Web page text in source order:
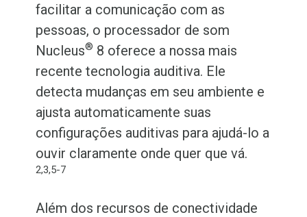
facilitar a comunicação com as
pessoas, o processador de som
Nucleus® 8 oferece a nossa mais
recente tecnologia auditiva. Ele
detecta mudanças em seu ambiente e
ajusta automaticamente suas
configurações auditivas para ajudá-lo a
ouvir claramente onde quer que vá.
2,3,5-7
Além dos recursos de conectividade